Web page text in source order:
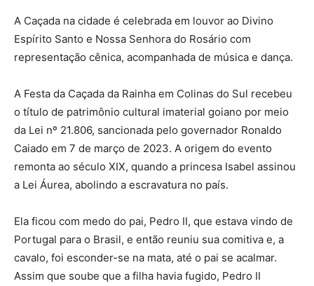
A Caçada na cidade é celebrada em louvor ao Divino
Espírito Santo e Nossa Senhora do Rosário com
representação cênica, acompanhada de música e dança.
A Festa da Caçada da Rainha em Colinas do Sul recebeu
o título de patrimônio cultural imaterial goiano por meio
da Lei nº 21.806, sancionada pelo governador Ronaldo
Caiado em 7 de março de 2023. A origem do evento
remonta ao século XIX, quando a princesa Isabel assinou
a Lei Áurea, abolindo a escravatura no país.
Ela ficou com medo do pai, Pedro II, que estava vindo de
Portugal para o Brasil, e então reuniu sua comitiva e, a
cavalo, foi esconder-se na mata, até o pai se acalmar.
Assim que soube que a filha havia fugido, Pedro II